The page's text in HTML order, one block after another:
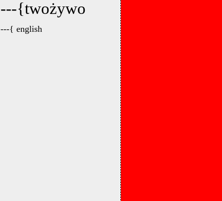
---{twożywo
---{ english